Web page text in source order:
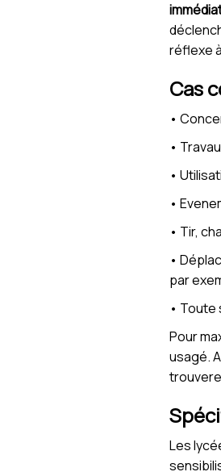
réflexe
Cas
•
•
•
•
• Tir,
•
par
• Toute
Pour
usagé.
Les